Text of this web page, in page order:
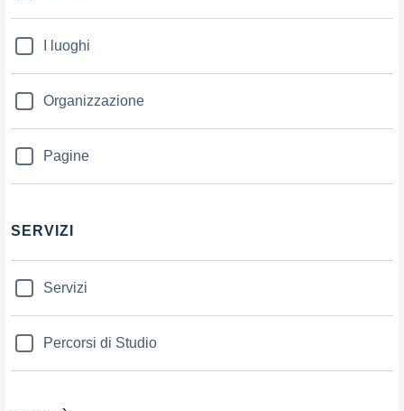
I luoghi
Organizzazione
Pagine
SERVIZI
Servizi
Percorsi di Studio